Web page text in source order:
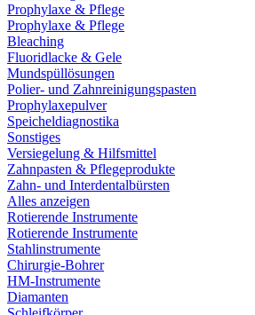
Prophylaxe & Pflege
Prophylaxe & Pflege
Bleaching
Fluoridlacke & Gele
Mundspüllösungen
Polier- und Zahnreinigungspasten
Prophylaxepulver
Speicheldiagnostika
Sonstiges
Versiegelung & Hilfsmittel
Zahnpasten & Pflegeprodukte
Zahn- und Interdentalbürsten
Alles anzeigen
Rotierende Instrumente
Rotierende Instrumente
Stahlinstrumente
Chirurgie-Bohrer
HM-Instrumente
Diamanten